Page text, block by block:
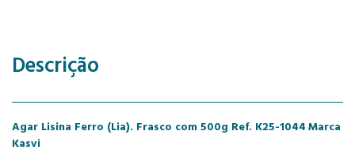
Descrição
Agar Lisina Ferro (Lia). Frasco com 500g Ref. K25-1044Marca
Kasvi